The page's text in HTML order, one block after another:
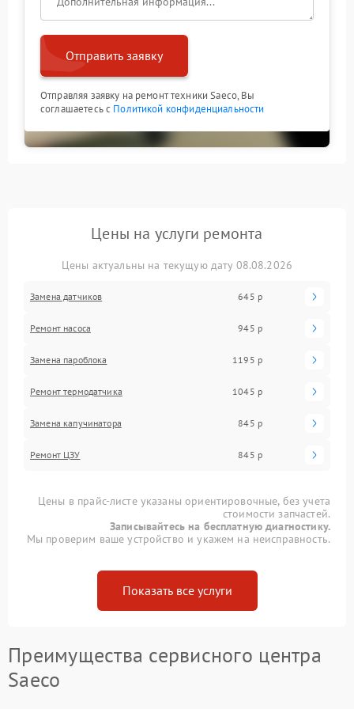
Отправить заявку
Отправляя заявку на ремонт техники Saeco, Вы
соглашаетесь с Политикой конфиденциальности
Цены на услуги ремонта
Цены актуальны на текущую дату 08.08.2026
Замена датчиков 645 р
Ремонт насоса 945 р
Замена пароблока 1195 р
Ремонт термодатчика 1045 р
Замена капучинатора 845 р
Ремонт ЦЗУ 845 р
Цены в прайс-листе указаны ориентировочные, без учета
стоимости запчастей.
Записывайтесь на бесплатную диагностику.
Мы проверим ваше устройство и укажем на неисправность.
Показать все услуги
Преимущества сервисного центра
Saeco